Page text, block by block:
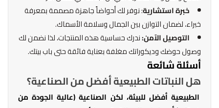
خبرة استشارية: نوفر لك أحواضاً جاهزة مصممة بمعرفة
خبراء، لضمان التوازن بين الجمال وسلامة الأسماك.
التوصيل الآمن:ندرك حساسية هذه المنتجات، لذا نضمن لك
وصول حوضك وديكوراتك مغلفة بعناية فائقة حتى باب بيتك.
أسئلة شائعة
هل النباتات الطبيعية أفضل من الصناعية؟
الطبيعية أفضل للبيئة، لكن الصناعية (عالية الجودة من